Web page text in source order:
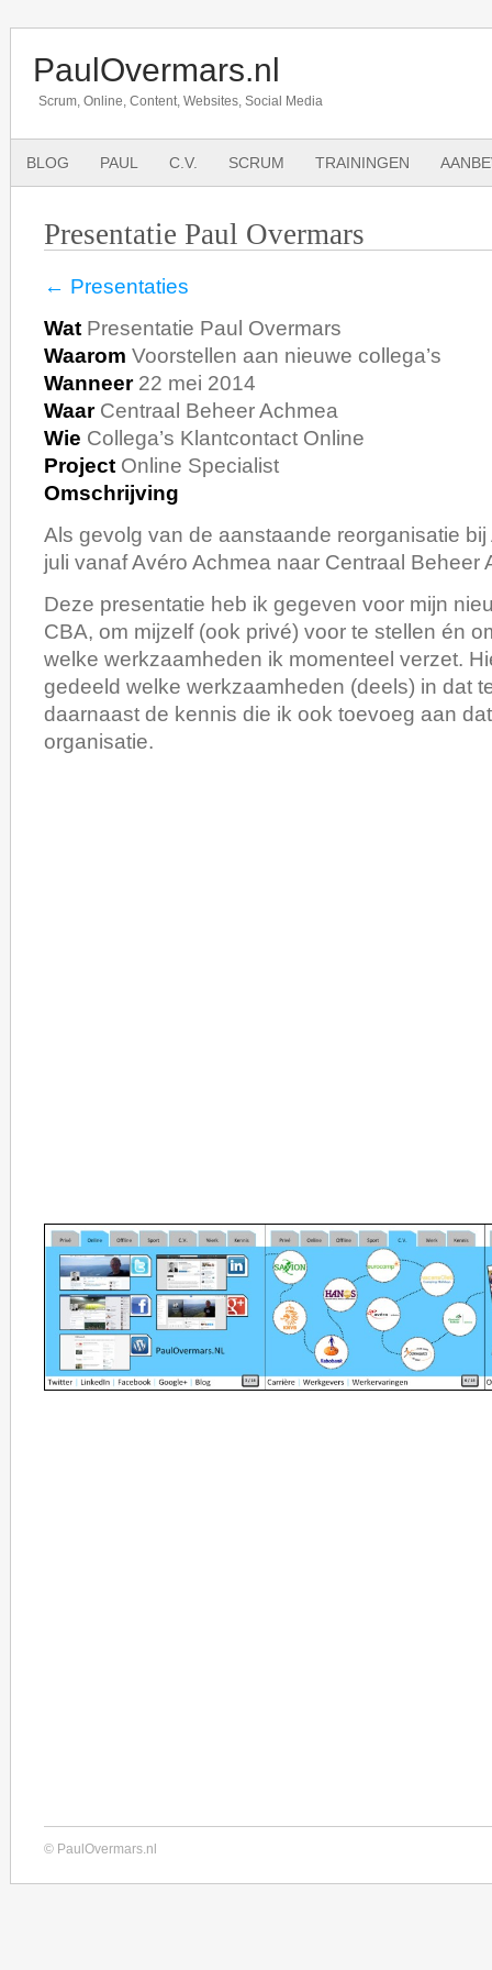
PaulOvermars.nl
Scrum, Online, Content, Websites, Social Media
BLOG PAUL C.V. SCRUM TRAININGEN
Presentatie Paul Overmars
← Presentaties
Wat Presentatie Paul Overmars
Waarom Voorstellen aan nieuwe collega’s
Wanneer22 mei 2014
WaarCentraal Beheer Achmea
Wie Collega’s Klantcontact Online
Project Online Specialist
Omschrijving
Als gevolg van de aanstaande reorganisatie
juli vanaf Avéro Achmea naar Centraal Beheer
Deze presentatie heb ik gegeven voor mijn
CBA, om mijzelf (ook privé) voor te stellen én
welke werkzaamheden ik momenteel verzet.
gedeeld welke werkzaamheden (deels) in dat
daarnaast de kennis die ik ook toevoeg aan
organisatie.
© PaulOvermars.nl